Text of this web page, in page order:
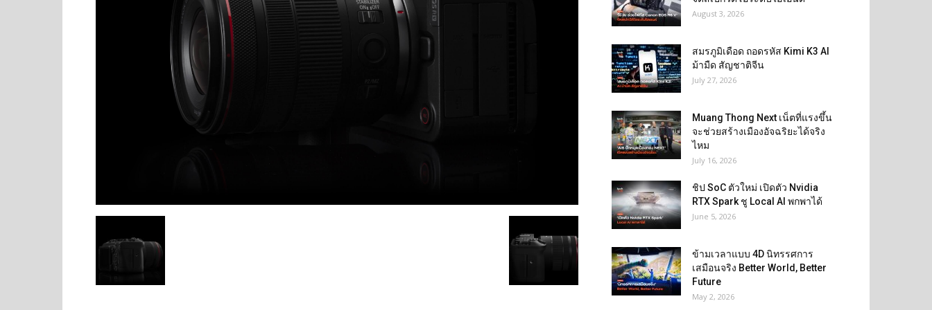
August 3, 2026
สมรภูมิเดือด ถอดรหัส Kimi K3 AI
ม้ามืด สัญชาติจีน
July 27, 2026
Muang Thong Next เน็ตที่แรงขึ้น
จะช่วยสร้างเมืองอัจฉริยะได้จริง
ไหม
July 16, 2026
ชิป SoC ตัวใหม่ เปิดตัว Nvidia
RTX Spark ชู Local AI พกพาได้
June 5, 2026
ข้ามเวลาแบบ 4D นิทรรศการ
เสมือนจริง Better World, Better
Future
May 2, 2026